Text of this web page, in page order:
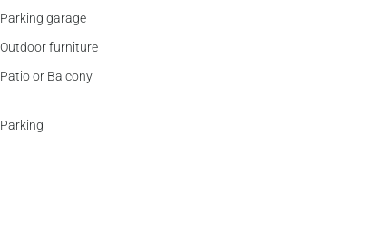
Parking garage
Outdoor furniture
Patio or Balcony
Parking